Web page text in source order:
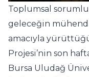
Toplumsal
geleceğin
amacıyla
Projesi’nin son
Bursa Uludağ